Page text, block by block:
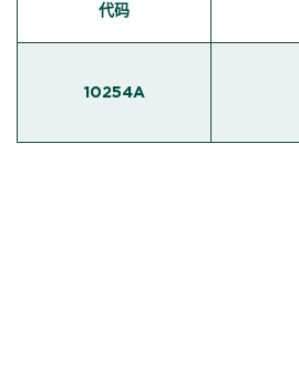
代码
10254A